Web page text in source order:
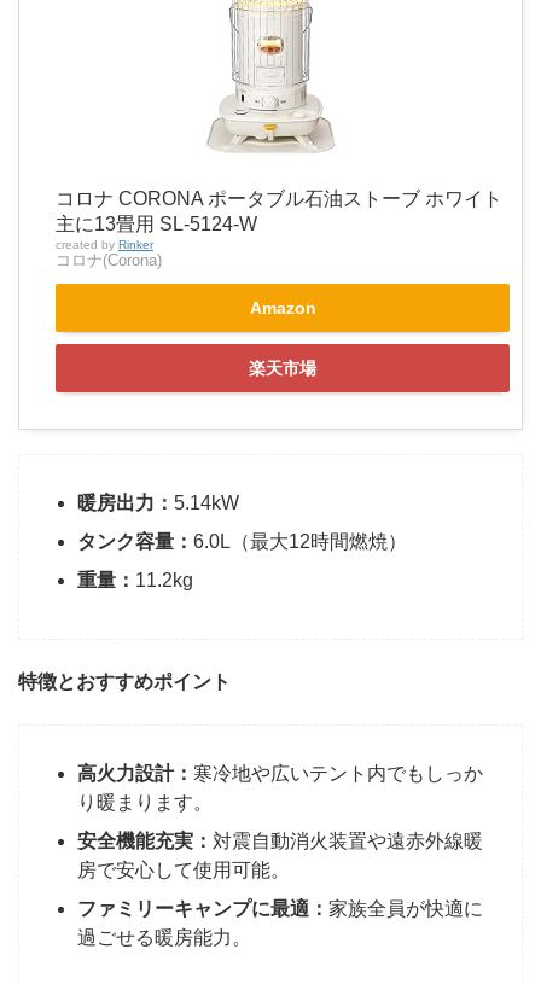
コロナ CORONA ポータブル石油ストーブ ホワイト
主に13畳用 SL-5124-W
created by Rinker
コロナ(Corona)
Amazon
楽天市場
暖房出力： 5.14kW
タンク容量： 6.0L（最大12時間燃焼）
重量： 11.2kg
特徴とおすすめポイント
高火力設計： 寒冷地や広いテント内でもしっか
り暖まります。
安全機能充実： 対震自動消火装置や遠赤外線暖
房で安心して使用可能。
ファミリーキャンプに最適： 家族全員が快適に
過ごせる暖房能力。